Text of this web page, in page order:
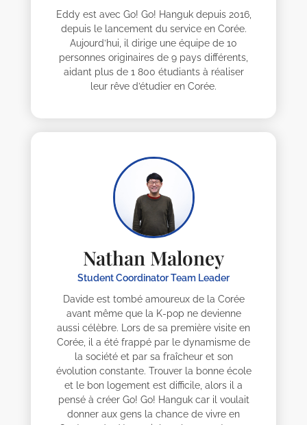
Eddy est avec Go! Go! Hanguk depuis 2016,
depuis le lancement du service en Corée.
Aujourd’hui, il dirige une équipe de 10
personnes originaires de 9 pays différents,
aidant plus de 1 800 étudiants à réaliser
leur rêve d’étudier en Corée.
Nathan Maloney
Student Coordinator Team Leader
Davide est tombé amoureux de la Corée
avant même que la K-pop ne devienne
aussi célèbre. Lors de sa première visite en
Corée, il a été frappé par le dynamisme de
la société et par sa fraîcheur et son
évolution constante. Trouver la bonne école
et le bon logement est difficile, alors il a
pensé à créer Go! Go! Hanguk car il voulait
donner aux gens la chance de vivre en